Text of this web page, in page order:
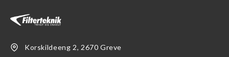
Korskildeeng 2, 2670 Greve